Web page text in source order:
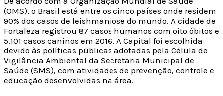
(OMS), o Brasil está entre os cinco países onde residem
90% dos casos de leishmaniose do mundo. A cidade de
Fortaleza registrou 87 casos humanos com oito óbitos e
5.101 casos caninos em 2016. A Capital foi escolhida
devido às políticas públicas adotadas pela Célula de
Vigilância Ambiental da Secretaria Municipal de
Saúde (SMS), com atividades de prevenção, controle e
educação desenvolvidas na área.